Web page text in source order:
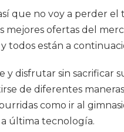
que no voy a perder el
mejores ofertas del
todos están a
disfrutar sin sacrificar
de diferentes
como ir al
última tecnología.